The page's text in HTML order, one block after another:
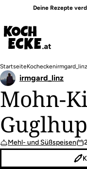
Inhalt
Deine Rezepte
StartseiteKocheckenirmgard_linz
Mohn-
Mehl- und Süßspeisen
irmgard_linz